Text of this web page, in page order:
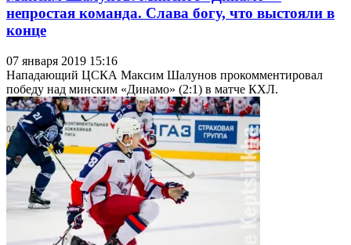
непростая команда. Слава богу, что выстояли в
конце
07 января 2019 15:16
Нападающий ЦСКА Максим Шалунов прокомментировал
победу над минским «Динамо» (2:1) в матче КХЛ.